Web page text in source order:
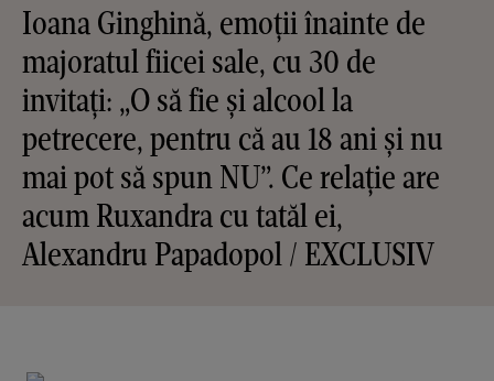
Ioana Ginghină, emoții înainte de
majoratul fiicei sale, cu 30 de
invitați: „O să fie și alcool la
petrecere, pentru că au 18 ani și nu
mai pot să spun NU”. Ce relație are
acum Ruxandra cu tatăl ei,
Alexandru Papadopol / EXCLUSIV